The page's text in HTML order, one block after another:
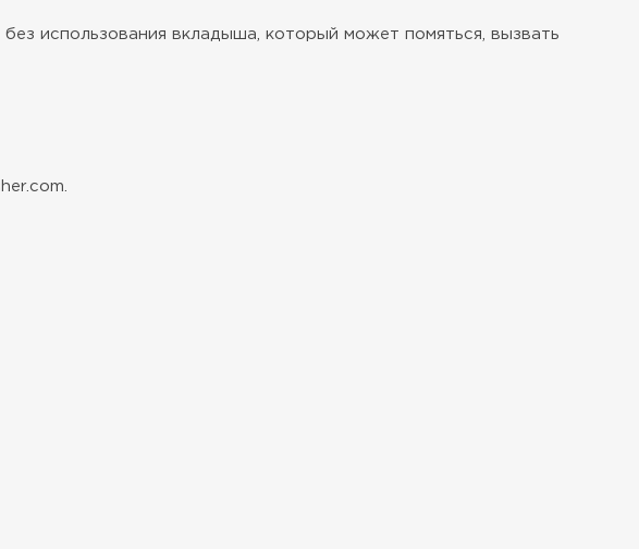
использования вкладыша, который может помяться, вызвать